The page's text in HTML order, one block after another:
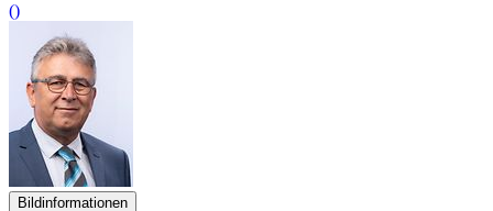
()
Bildinformationen